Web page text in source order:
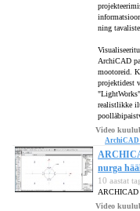
ning
ArchiCAD
mootoreid.
projektidest
realistlikke
Video
ArchiCAD
nurga
10 aastat
ARCHICAD
Video